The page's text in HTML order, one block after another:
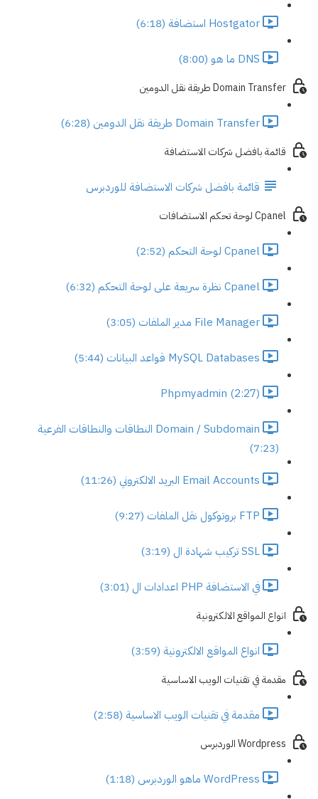
Hostgator استضافة (6:18)
DNS ما هو (8:00)
Domain Transfer طريقة نقل الدومين
Domain Transfer طريقة نقل الدومين (6:28)
قائمة بافضل شركات الاستضافة
قائمة بافضل شركات الاستضافة للوردبرس
Cpanel لوحة تحكم الاستضافات
Cpanel لوحة التحكم (2:52)
Cpanel نظرة سريعة على لوحة التحكم (6:32)
File Manager مدير الملفات (3:05)
MySQL Databases قواعد البيانات (5:44)
Phpmyadmin (2:27)
Domain / Subdomain النطاقات والنطاقات الفرعية
(7:23)
Email Accounts البريد الالكتروني (11:26)
FTP بروتوكول نقل الملفات (9:27)
SSL تركيب شهادة ال (3:19)
في الاستضافة PHP اعدادات ال (3:01)
انواع المواقع الالكترونية
انواع المواقع الالكترونية (3:59)
مقدمة في تقنيات الويب الاساسية
مقدمة في تقنيات الويب الاساسية (2:58)
Wordpress الوردبرس
WordPress ماهو الوردبرس (1:18)